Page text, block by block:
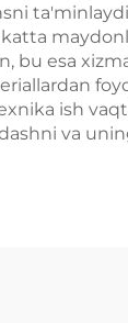
bu esa
ish
va